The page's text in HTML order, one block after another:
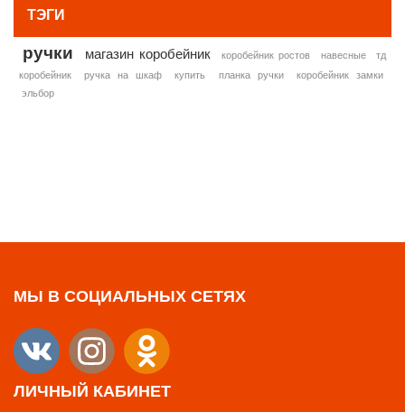
ТЭГИ
ручки магазин коробейник коробейник ростов навесные
тд
коробейник
ручка на шкаф купить планка ручки
коробейник замки
эльбор
МЫ В СОЦИАЛЬНЫХ СЕТЯХ
ЛИЧНЫЙ КАБИНЕТ